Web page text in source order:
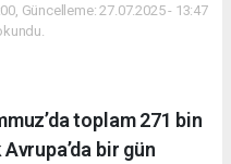
Güncelleme: 27.07.2025 - 13:47
toplam 271 bin
bir gün